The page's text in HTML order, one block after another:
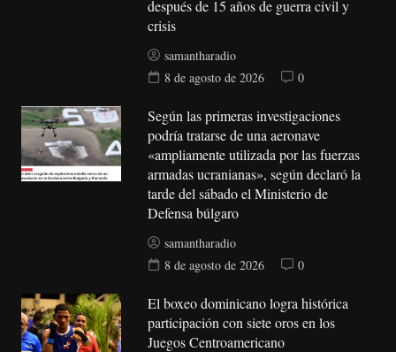
después de 15 años de guerra civil y
crisis
samantharadio
8 de agosto de 2026
0
Según las primeras investigaciones
podría tratarse de una aeronave
«ampliamente utilizada por las fuerzas
armadas ucranianas», según declaró la
tarde del sábado el Ministerio de
Defensa búlgaro
samantharadio
8 de agosto de 2026
0
El boxeo dominicano logra histórica
participación con siete oros en los
Juegos Centroamericano